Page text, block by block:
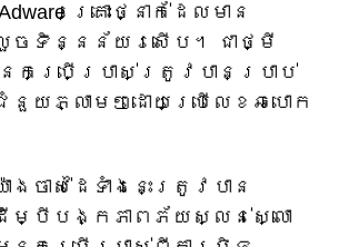
គ្រោះថ្នាក់ដែលមាន
ចទិន្នន័យរសើប។ ជាថ្មី
កប្រើប្រាស់ត្រូវបានប្រាប់
យភ្លាមៗដោយប្រើលេខឆបោក
ងចាស់ដៃទាំងនេះត្រូវបាន
ើម្បីបង្កភាពភ័យស្លន់ស្លោ